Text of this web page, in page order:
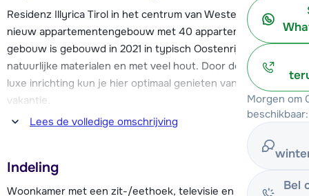
Morgen om
beschikbaar:
Bel
Residenz Illyrica Tirol in het centrum van Westendorf is een
nieuw appartementengebouw met 40 appartementen. Het
gebouw is gebouwd in 2021 in typisch Oostenrijkse stijl met
natuurlijke materialen en met veel hout. Door de moderne en
luxe inrichting kun je hier optimaal genieten van een fijne
vakantie.
Op zo'n 300 meter van Residenz Illyrica Tirol vind je de
Schneeberg stoeltjeslift en de Sammer sleeplift. Hier bevindt
zich ook de skischool met oefenweide en de skiverhuur. Via
deze blauwe piste heb je een verbinding naar de iets
Lees de volledige omschrijving
Indeling
Woonkamer met een zit-/eethoek, televisie en Bluetooth